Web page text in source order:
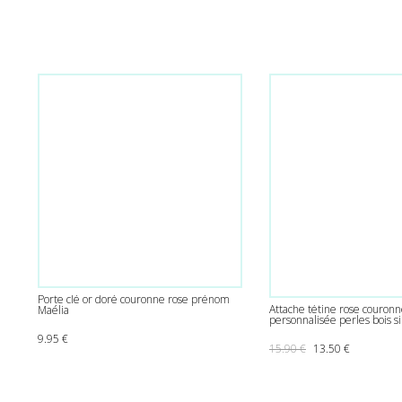
Porte clé or doré couronne rose prénom
Maélia
9.95 €
Attache tétine rose
personnalisée perles bois
15.90€ Le prix initial était :
13.50 €Le prix